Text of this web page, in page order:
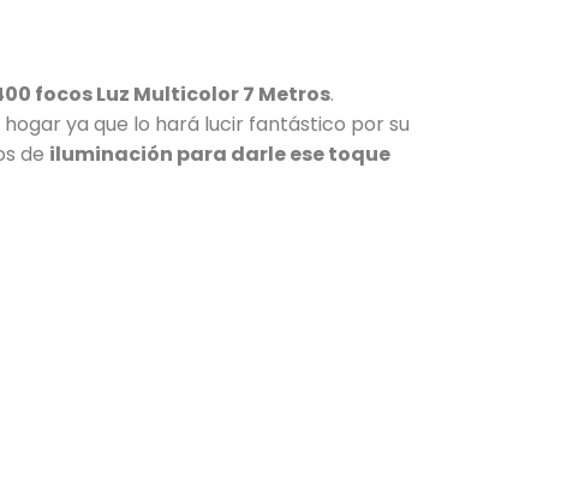
focos Luz Multicolor 7 Metros.
ya que lo hará lucir fantástico por su
de iluminación para darle ese toque